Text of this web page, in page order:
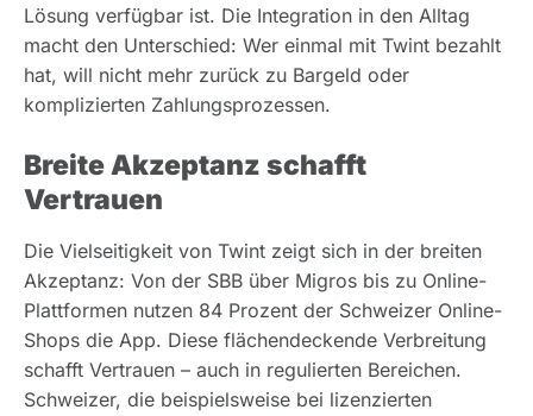
Lösung verfügbar ist. Die Integration in den Alltag
macht den Unterschied: Wer einmal mit Twint bezahlt
hat, will nicht mehr zurück zu Bargeld oder
komplizierten Zahlungsprozessen.
Breite Akzeptanz schafft
Vertrauen
Die Vielseitigkeit von Twint zeigt sich in der breiten
Akzeptanz: Von der SBB über Migros bis zu Online-
Plattformen nutzen 84 Prozent der Schweizer Online-
Shops die App. Diese flächendeckende Verbreitung
schafft Vertrauen – auch in regulierten Bereichen.
Schweizer, die beispielsweise bei lizenzierten